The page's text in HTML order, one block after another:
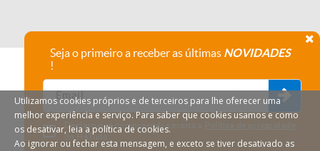
Seja o primeiro a receber as últimas NOVIDADES
!
Declaro que compreendi e aceito a Política de privacidade
do HáTudo.
Utilizamos cookies próprios e de terceiros para lhe oferecer uma
melhor experiência e serviço. Para saber que cookies usamos e como
os desativar, leia a política de cookies.
Ao ignorar ou fechar esta mensagem, e exceto se tiver desativado as